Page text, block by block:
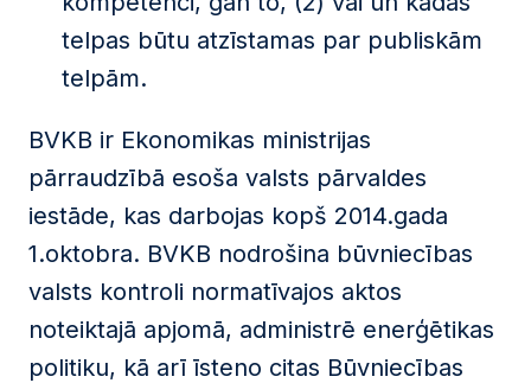
telpas būtu atzīstamas par publiskām
telpām.
BVKB ir Ekonomikas ministrijas
pārraudzībā esoša valsts pārvaldes
iestāde, kas darbojas kopš 2014.gada
1.oktobra. BVKB nodrošina būvniecības
valsts kontroli normatīvajos aktos
noteiktajā apjomā, administrē enerģētikas
politiku, kā arī īsteno citas Būvniecības